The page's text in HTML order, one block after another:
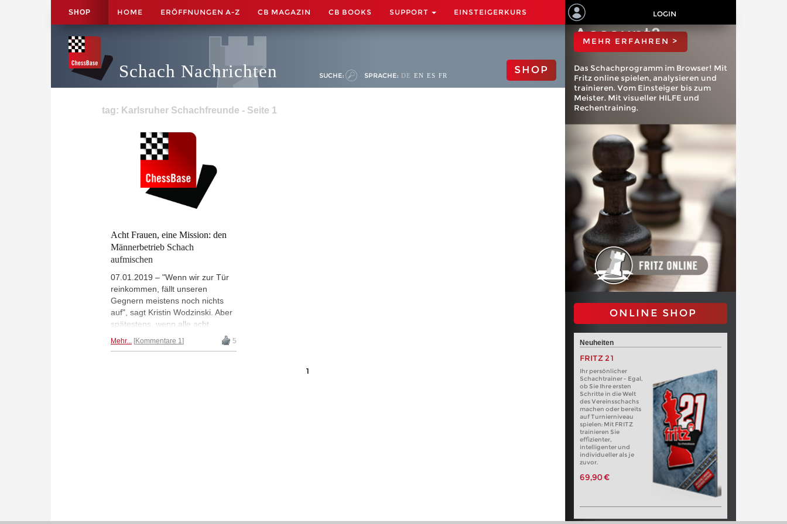
SHOP HOME ERÖFFNUNGEN A-Z CB MAGAZIN CB BOOKS SUPPORT EINSTEIGERKURS LOGIN
Schach Nachrichten SUCHE: SPRACHE: DE EN ES FR SHOP
tag: Karlsruher Schachfreunde - Seite 1
Acht Frauen, eine Mission: den
Männerbetrieb Schach
aufmischen
07.01.2019 – "Wenn wir zur Tür
reinkommen, fällt unseren
Gegnern meistens noch nichts
auf", sagt Kristin Wodzinski. Aber
spätestens, wenn alle acht
Spieler der siebten Mannschaft
der Karlsruher Schachfreunde
Mehr... Kommentare 1 5
1
ChessBase
Account?
MEHR ERFAHREN >
Das Schachprogramm im Browser! Mit
Fritz online spielen, analysieren und
trainieren. Vom Einsteiger bis zum
Meister. Mit visueller HILFE und
Rechentraining.
ONLINE SHOP
Neuheiten
FRITZ 21
Ihr persönlicher
Schachtrainer - Egal,
ob Sie Ihre ersten
Schritte in die Welt
des Vereinsschachs
machen oder bereits
auf Turnierniveau
spielen: Mit FRITZ
trainieren Sie
effizienter,
intelligenter und
individueller als je
zuvor.
69,90 €